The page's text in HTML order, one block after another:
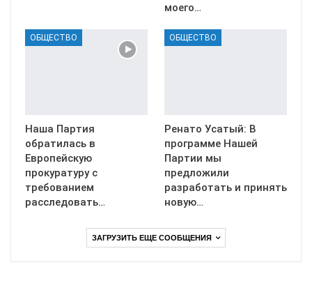
моего…
ОБЩЕСТВО
Наша Партия
обратилась в
Европейскую
прокуратуру с
требованием
расследовать…
ОБЩЕСТВО
Ренато Усатый: В
программе Нашей
Партии мы
предложили
разработать и принять
новую…
ЗАГРУЗИТЬ ЕЩЕ СООБЩЕНИЯ